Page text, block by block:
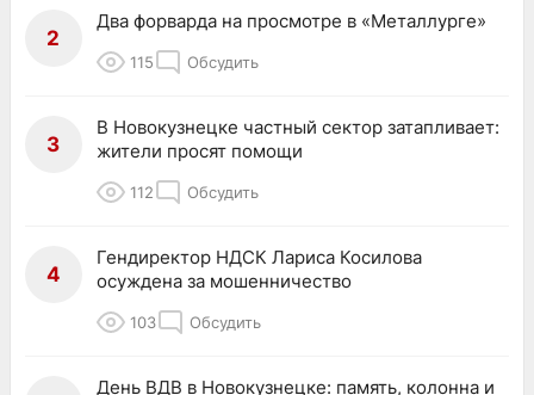
2
Два форварда на просмотре в «Металлурге»
115 Обсудить
3
В Новокузнецке частный сектор затапливает:
жители просят помощи
112 Обсудить
4
Гендиректор НДСК Лариса Косилова
осуждена за мошенничество
103 Обсудить
День ВДВ в Новокузнецке: память, колонна и